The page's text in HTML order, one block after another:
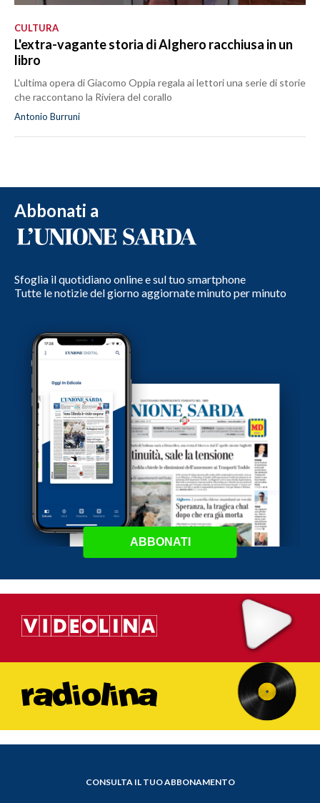
CULTURA
L'extra-vagante storia di Alghero racchiusa in un
libro
L'ultima opera di Giacomo Oppia regala ai lettori una serie di storie
che raccontano la Riviera del corallo
Antonio Burruni
Abbonati a
Sfoglia il quotidiano online e sul tuo smartphone
Tutte le notizie del giorno aggiornate minuto per minuto
ABBONATI
CONSULTA IL TUO ABBONAMENTO